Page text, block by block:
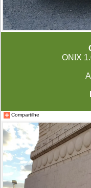
ONIX
Compartilhe